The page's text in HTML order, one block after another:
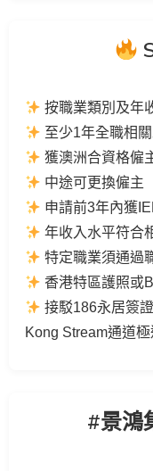
按職業類別及年
至少1年全職相
獲澳洲合資格僱
中途可更換僱主
申請前3年內獲
年收入水平符合
特定職業須通過
香港特區護照或
接駁186永居簽
Kong Stream通道
#景鴻